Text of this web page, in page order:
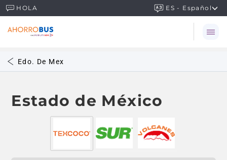
HOLA ES - Español
Edo. De Mex
Estado de México